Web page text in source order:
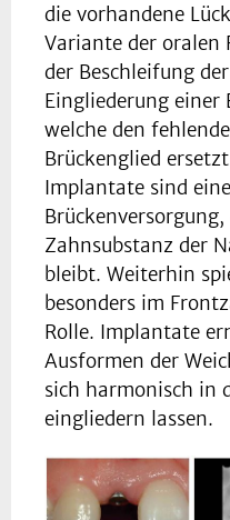
die vorhandene
Variante der oralen
der Beschleifung
Eingliederung
welche den
Brückenglied
Implantate sind
Zahnsubstanz der
bleibt. Weiterhin
besonders im
Rolle. Implantate
Ausformen der
sich harmonisch in
eingliedern lassen.